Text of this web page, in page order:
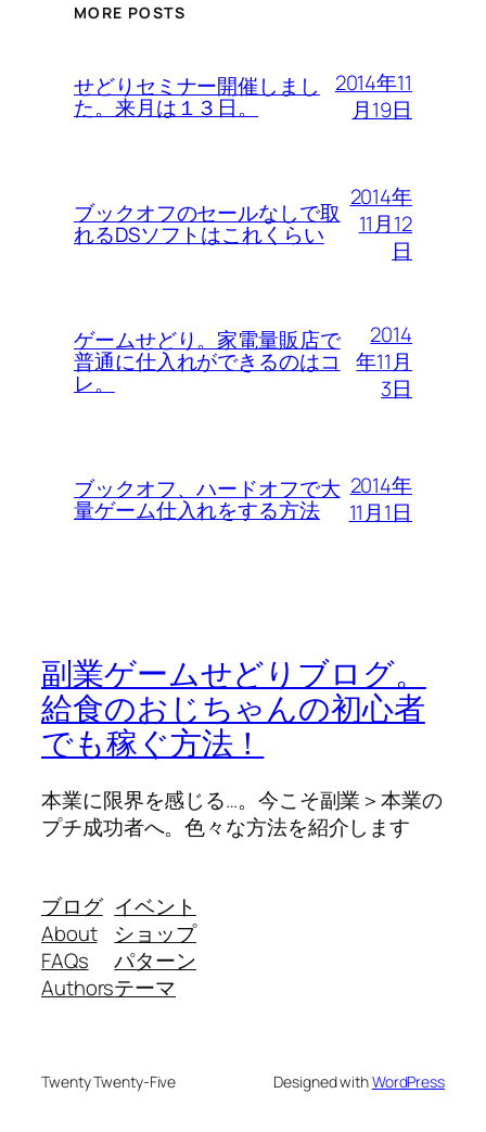
MORE POSTS
せどりセミナー開催しまし
た。来月は１３日。
2014年11
月19日
ブックオフのセールなしで取
れるDSソフトはこれくらい
2014年
11月12
日
ゲームせどり。家電量販店で
普通に仕入れができるのはコ
レ。
2014
年11月
3日
ブックオフ、ハードオフで大
量ゲーム仕入れをする方法
2014年
11月1日
副業ゲームせどりブログ。
給食のおじちゃんの初心者
でも稼ぐ方法！
本業に限界を感じる…。今こそ副業＞本業の
プチ成功者へ。色々な方法を紹介します
ブログ
About
FAQs
Authors
イベント
ショップ
パターン
テーマ
Twenty Twenty-Five Designed withWordPress